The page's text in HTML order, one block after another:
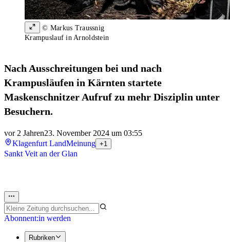
© Markus Traussnig
Krampuslauf in Arnoldstein
Nach Ausschreitungen bei und nach
Krampusläufen in Kärnten startete
Maskenschnitzer Aufruf zu mehr Disziplin unter
Besuchern.
vor 2 Jahren23. November 2024 um 03:55
Klagenfurt LandMeinung +1
Sankt Veit an der Glan
Abonnent:in werden
Rubriken